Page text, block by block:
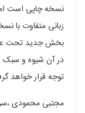
نسخه چاپی است
زبانی متفاوت با
بخش جدید تحت
در آن شیوه و سبک
توجه قرار خواهد
مجتبی محمودی